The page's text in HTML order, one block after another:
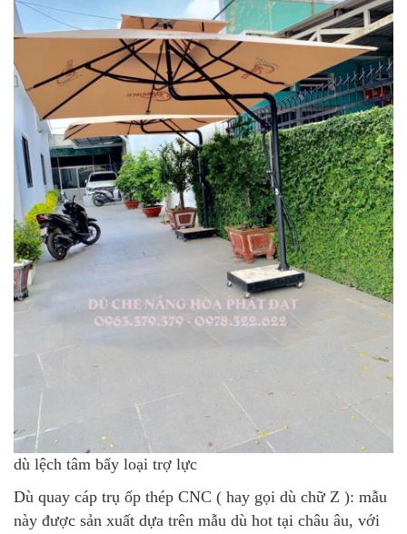
dù lệch tâm bẩy loại trợ lực
Dù quay cáp trụ ốp thép CNC ( hay gọi dù chữ Z ): mẫu
này được sản xuất dựa trên mẫu dù hot tại châu âu, với